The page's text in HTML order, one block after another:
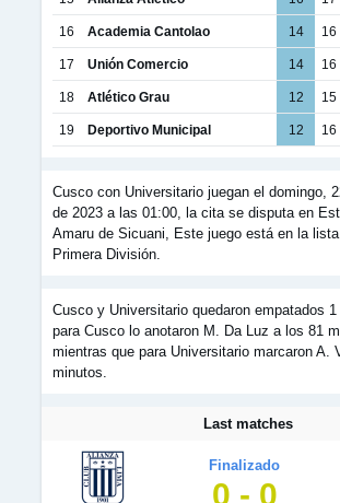
16 Academia Cantolao 14 16
17 Unión Comercio 14 16
18 Atlético Grau 12 15
19 Deportivo Municipal 12 16
Cusco con Universitario juegan el domingo,
de 2023 a las 01:00, la cita se disputa en
Amaru de Sicuani, Este juego está en la
Primera División.
Cusco y Universitario quedaron empatados
para Cusco lo anotaron M. Da Luz a los 81
mientras que para Universitario marcaron A.
minutos.
Last matches
Finalizado
0 - 0